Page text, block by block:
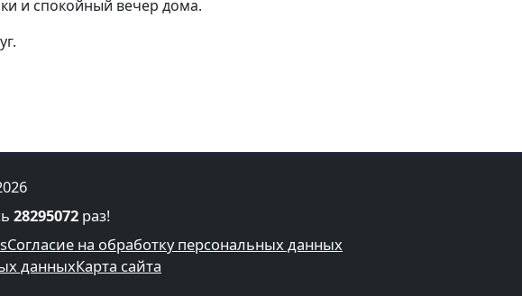
и спокойный вечер дома.
28295072 раз!
Согласие на обработку персональных данных
данныхКарта сайта